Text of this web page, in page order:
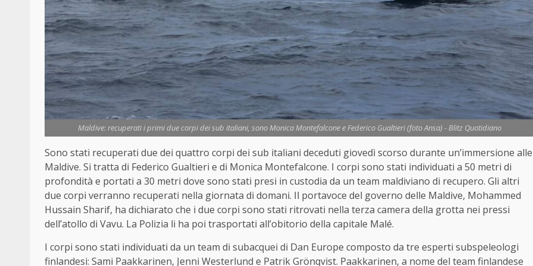
Maldive: recuperati i primi due corpi dei sub italiani, sono Monica Montefalcone e Federico Gualtieri (foto Ansa) - Blitz Quotidiano
Sono stati recuperati due dei quattro corpi dei sub italiani deceduti giovedì scorso durante un’immersione alle
Maldive. Si tratta di Federico Gualtieri e di Monica Montefalcone. I corpi sono stati individuati a 50 metri di
profondità e portati a 30 metri dove sono stati presi in custodia da un team maldiviano di recupero. Gli altri
due corpi verranno recuperati nella giornata di domani. Il portavoce del governo delle Maldive, Mohammed
Hussain Sharif, ha dichiarato che i due corpi sono stati ritrovati nella terza camera della grotta nei pressi
dell’atollo di Vavu. La Polizia li ha poi trasportati all’obitorio della capitale Malé.
I corpi sono stati individuati da un team di subacquei di Dan Europe composto da tre esperti subspeleologi
finlandesi: Sami Paakkarinen, Jenni Westerlund e Patrik Grönqvist. Paakkarinen, a nome del team finlandese